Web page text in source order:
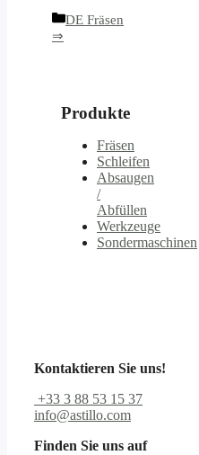
Kategorien
DE Fräsen
⇒
Produkte
Fräsen
Schleifen
Absaugen
/
Abfüllen
Werkzeuge
Sondermaschinen
Kontaktieren Sie uns!
+33 3 88 53 15 37
info@astillo.com
Finden Sie uns auf